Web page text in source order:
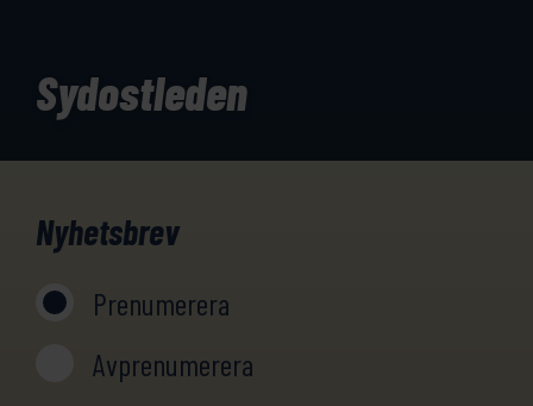
Sydostleden
Nyhetsbrev
Prenumerera
Avprenumerera